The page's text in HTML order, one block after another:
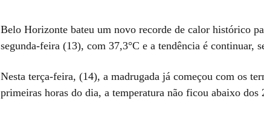
Belo Horizonte bateu um novo recorde de calor histórico
segunda-feira (13), com 37,3°C e a tendência é continuar,
Nesta terça-feira, (14), a madrugada já começou com os
primeiras horas do dia, a temperatura não ficou abaixo dos